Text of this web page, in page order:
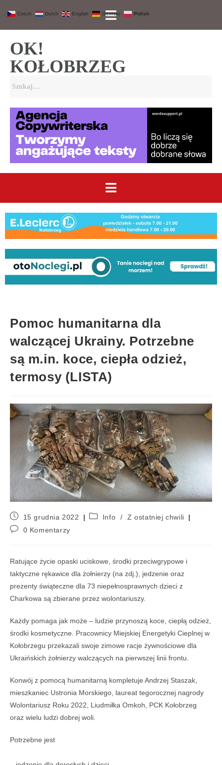
OK!
KOŁOBRZEG
Pomoc humanitarna dla
walczącej Ukrainy. Potrzebne
są m.in. koce, ciepła odzież,
termosy (LISTA)
15 grudnia 2022 Info /
Z ostatniej chwili
0 Komentarzy
Ratujące życie opaski uciskowe, środki przeciwgrypowe i
taktyczne rękawice dla żołnierzy (na zdj.), jedzenie oraz
prezenty świąteczne dla 73 niepełnosprawnych dzieci z
Charkowa są zbierane przez wolontariuszy.
Każdy pomaga jak może – ludzie przynoszą koce, ciepłą odzież,
środki kosmetyczne. Pracownicy Miejskiej Energetyki Cieplnej w
Kołobrzegu przekazali swoje zimowe racje żywnościowe dla
Ukraińskich żołnierzy walczących na pierwszej linii frontu.
Konwój z pomocą humanitarną kompletuje Andrzej Staszak,
mieszkaniec Ustronia Morskiego, laureat tegorocznej nagrody
Wolontariusz Roku 2022, Liudmiłka Omkoh, PCK Kołobrzeg
oraz wielu ludzi dobrej woli.
Potrzebne jest
Czech Dutch English German Polish